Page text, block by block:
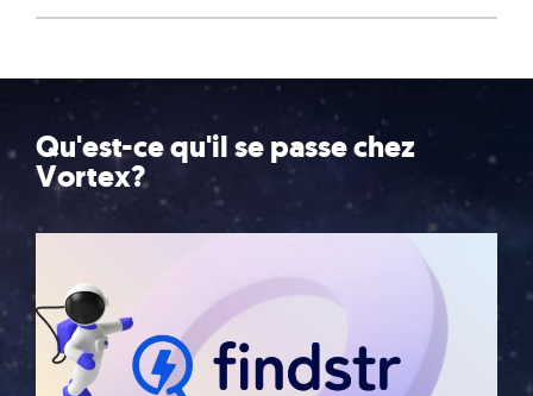
Qu'est-ce qu'il se passe chez
Vortex?